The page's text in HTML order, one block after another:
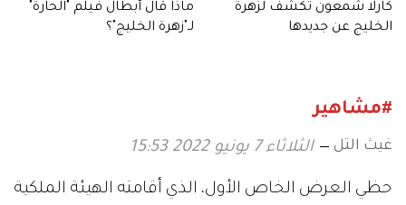
كارلا شمعون تكشف لزهرة
الخليج عن جديدها
ماذا قال أبطال فيلم "الحارة"
لـ"زهرة الخليج"؟
#مشاهير
غيث التل الثلاثاء 7 يونيو 2022 15:53
حظي العرض الخاص الأول، الذي أقامته الهيئة الملكية